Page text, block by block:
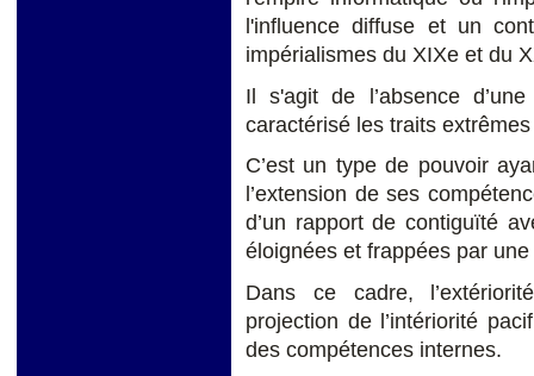
l'influence diffuse et un
impérialismes du XIXe et du
Il s'agit de l’absence
caractérisé les traits
C’est un type de pouvoir
l’extension de ses
d’un rapport de contiguïté
éloignées et frappées par
Dans ce cadre,
projection de l’intériorité
des compétences internes.